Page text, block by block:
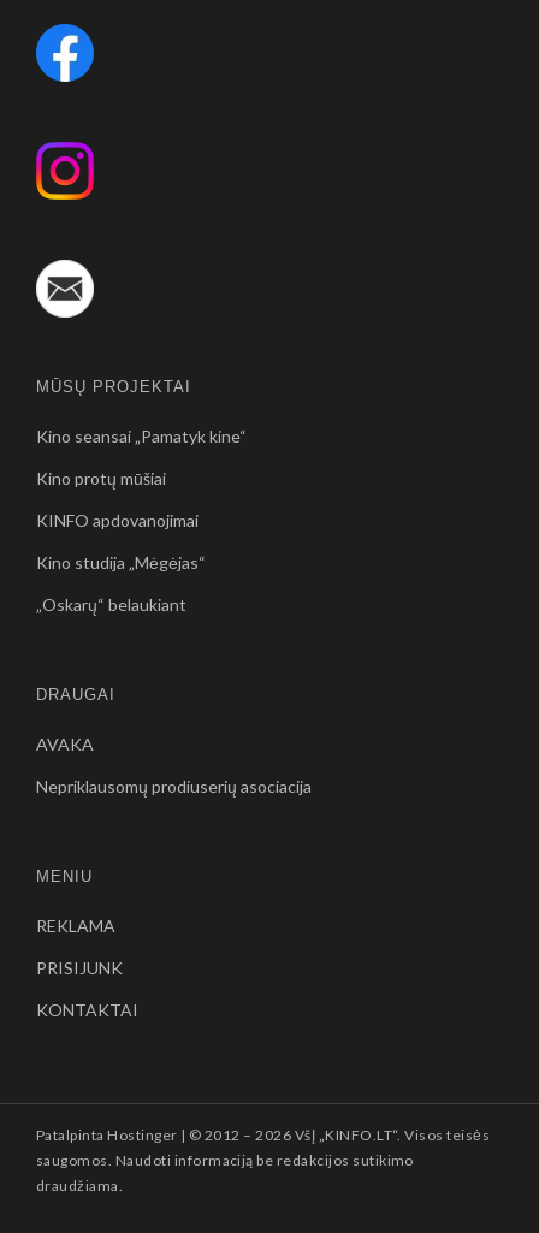
MŪSŲ PROJEKTAI
Kino seansai „Pamatyk kine“
Kino protų mūšiai
KINFO apdovanojimai
Kino studija „Mėgėjas“
„Oskarų“ belaukiant
DRAUGAI
AVAKA
Nepriklausomų prodiuserių asociacija
MENIU
REKLAMA
PRISIJUNK
KONTAKTAI
Patalpinta Hostinger | © 2012 –2026 VšĮ „KINFO.LT“. Visos teisės
saugomos. Naudoti informaciją be redakcijos sutikimo
draudžiama.